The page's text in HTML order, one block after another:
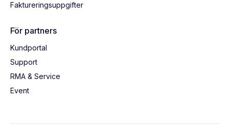
Faktureringsuppgifter
För partners
Kundportal
Support
RMA & Service
Event